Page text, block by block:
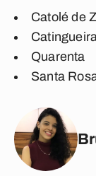
Catolé de
Quarenta
Santa